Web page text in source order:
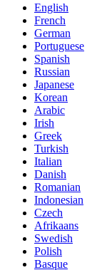
English
French
German
Portuguese
Spanish
Russian
Japanese
Korean
Arabic
Irish
Greek
Turkish
Italian
Danish
Romanian
Indonesian
Czech
Afrikaans
Swedish
Polish
Basque